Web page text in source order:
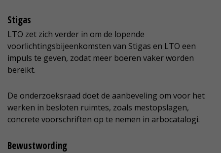
Stigas
LTO zet zich verder in om de lopende
voorlichtingsbijeenkomsten van Stigas en LTO een
impuls te geven, zodat meer boeren vaker worden
bereikt.
De onderzoeksraad doet de aanbeveling om voor het
werken in besloten ruimtes, zoals mestopslagen,
concrete voorschriften op te nemen in arbocatalogi.
Bewustwording